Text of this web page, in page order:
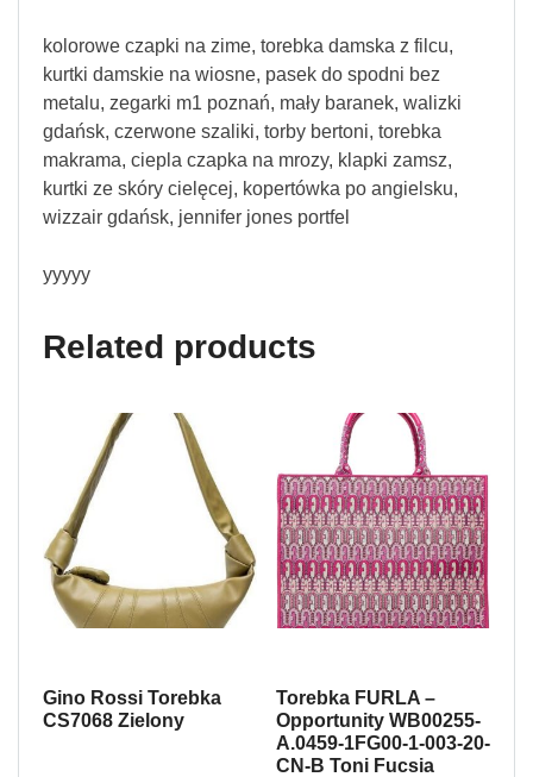
kolorowe czapki na zime, torebka damska z filcu,
kurtki damskie na wiosne, pasek do spodni bez
metalu, zegarki m1 poznań, mały baranek, walizki
gdańsk, czerwone szaliki, torby bertoni, torebka
makrama, ciepla czapka na mrozy, klapki zamsz,
kurtki ze skóry cielęcej, kopertówka po angielsku,
wizzair gdańsk, jennifer jones portfel
yyyyy
Related products
Gino Rossi Torebka
CS7068 Zielony
Torebka FURLA –
Opportunity WB00255-
A.0459-1FG00-1-003-20-
CN-B Toni Fucsia